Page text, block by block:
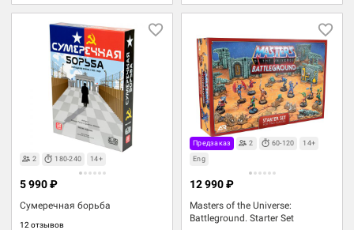
2 180-240 14+
Сумеречная борьба
12 отзывов
5 990 ₽
Предзаказ 2 60-120
14+
Eng
Masters of the Universe:
Battleground. Starter Set
12 990 ₽